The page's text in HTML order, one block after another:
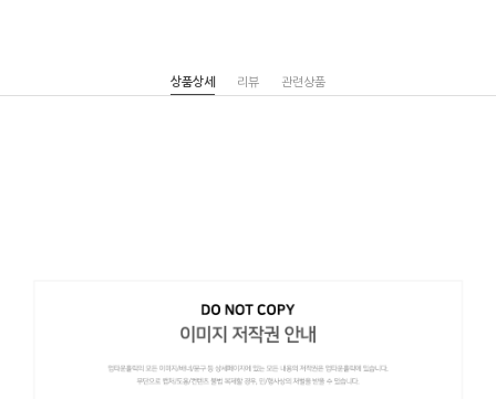
상품상세 리뷰 관련상품